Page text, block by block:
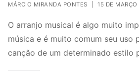
MÁRCIO MIRANDA PONTES 15 DE
O arranjo musical é algo muito
música e é muito comum seu uso
canção de um determinado estilo